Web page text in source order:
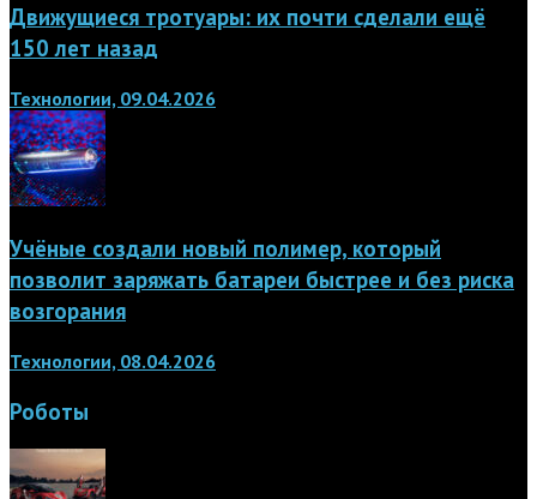
Движущиеся тротуары: их почти сделали ещё
150 лет назад
Технологии, 09.04.2026
Учёные создали новый полимер, который
позволит заряжать батареи быстрее и без риска
возгорания
Технологии, 08.04.2026
Роботы